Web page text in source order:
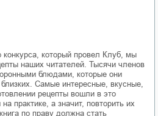
конкурса, который провел Клуб, мы
наших читателей. Тысячи членов
блюдами, которые они
Самые интересные, вкусные,
рецепты вошли в это
практике, а значит, повторить их
по праву должна стать